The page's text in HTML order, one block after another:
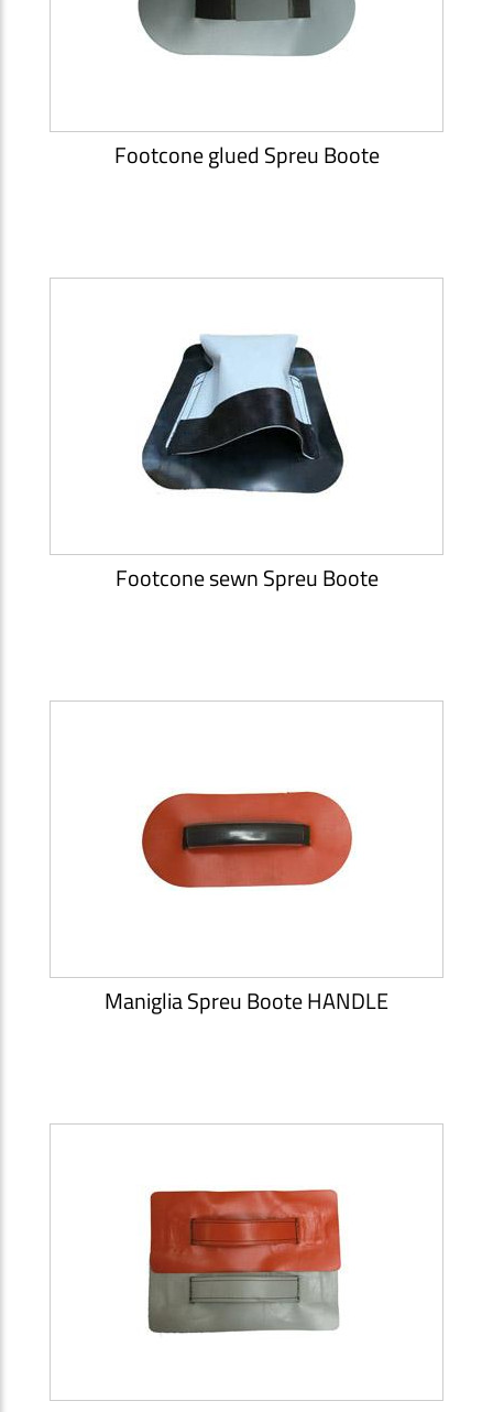
Footcone glued Spreu Boote
Footcone sewn Spreu Boote
Maniglia Spreu Boote HANDLE